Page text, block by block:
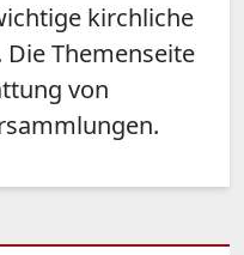
kirchliche
Themenseite
von